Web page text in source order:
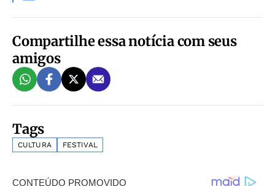
Compartilhe essa notícia com seus
amigos
Tags
CULTURA FESTIVAL